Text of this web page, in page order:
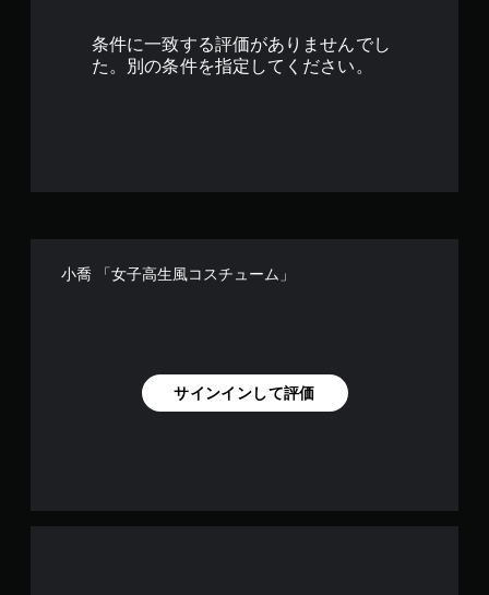
条件に一致する評価がありませんでし
た。別の条件を指定してください。
小喬 「女子高生風コスチューム」
サインインして評価